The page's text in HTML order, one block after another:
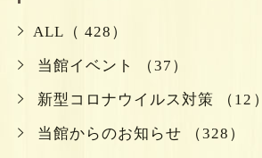
ALL（ 428）
当館イベント （37）
新型コロナウイルス対策 （12）
当館からのお知らせ （328）